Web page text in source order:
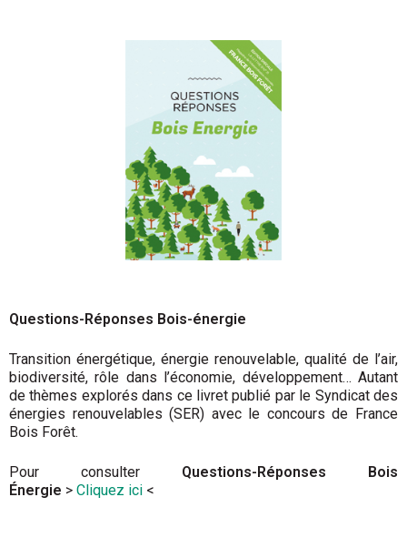
Questions-Réponses Bois-énergie
Transition énergétique, énergie renouvelable, qualité de l’air,
biodiversité, rôle dans l’économie, développement… Autant
de thèmes explorés dans ce livret publié par le Syndicat des
énergies renouvelables (SER) avec le concours de France
Bois Forêt.
Pour consulter Questions-Réponses Bois
Énergie > Cliquez ici <